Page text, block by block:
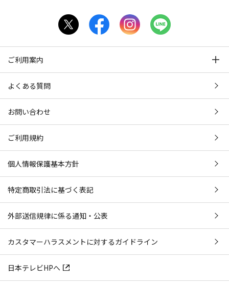
ご利用案内
よくある質問
お問い合わせ
ご利用規約
個人情報保護基本方針
特定商取引法に基づく表記
外部送信規律に係る通知・公表
カスタマーハラスメントに対するガイドライン
日本テレビHPへ